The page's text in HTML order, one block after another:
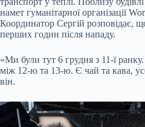
намет гуманітарної організації
Координатор Сергій розповідає,
перших годин після нападу.
«Ми були тут 6 грудня з 11-ї
між 12-ю та 13-ю. Є чай та кава,
він.